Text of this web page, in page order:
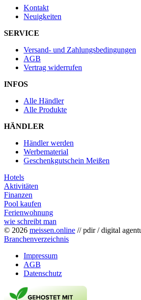
Kontakt
Neuigkeiten
SERVICE
Versand- und Zahlungsbedingungen
AGB
Vertrag widerrufen
INFOS
Alle Händler
Alle Produkte
HÄNDLER
Händler werden
Werbematerial
Geschenkgutschein Meißen
Hotels
Aktivitäten
Finanzen
Pool kaufen
Ferienwohnung
wie schreibt man
© 2026 meissen.online // pdir / digital
Branchenverzeichnis
Impressum
AGB
Datenschutz